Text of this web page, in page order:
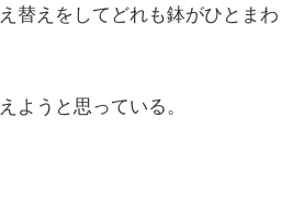
替えをしてどれも鉢がひとまわ
ようと思っている。